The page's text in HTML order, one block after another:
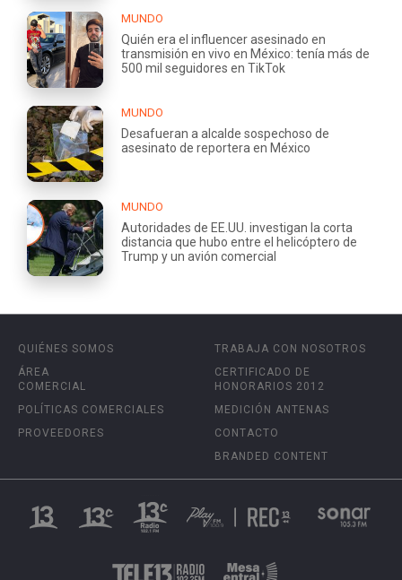
MUNDO
Quién era el influencer asesinado en
transmisión en vivo en México: tenía más de
500 mil seguidores en TikTok
MUNDO
Desafueran a alcalde sospechoso de
asesinato de reportera en México
MUNDO
Autoridades de EE.UU. investigan la corta
distancia que hubo entre el helicóptero de
Trump y un avión comercial
QUIÉNES SOMOS
ÁREA
COMERCIAL
POLÍTICAS COMERCIALES
PROVEEDORES
TRABAJA CON NOSOTROS
CERTIFICADO DE
HONORARIOS 2012
MEDICIÓN ANTENAS
CONTACTO
BRANDED CONTENT